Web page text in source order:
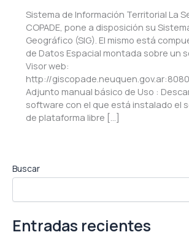
Sistema de Información Territorial La
COPADE, pone a disposición su
Geográfico (SIG). El mismo está
de Datos Espacial montada sobre un
Visor web:
http://
Adjunto manual básico de Uso :
software con el que está instalado el
de plataforma libre […]
Buscar
Entradas recientes